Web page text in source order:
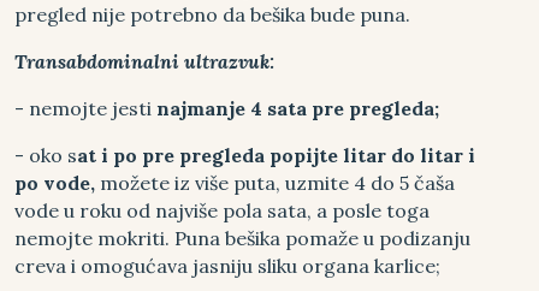
pregled nije potrebno da bešika bude puna.
Transabdominalni ultrazvuk:
- nemojte jesti najmanje 4 sata pre pregleda;
- oko sat i po pre pregleda popijte litar do litar i
po vode, možete iz više puta, uzmite 4 do 5 čaša
vode u roku od najviše pola sata, a posle toga
nemojte mokriti. Puna bešika pomaže u podizanju
creva i omogućava jasniju sliku organa karlice;